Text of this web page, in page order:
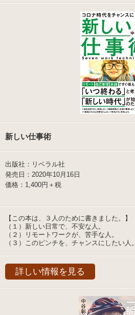
新しい仕事術
出版社：リベラル社
発売日：2020年10月16日
価格：1,400円＋税
【この本は、３人のために書きました。】
（１）新しい日常で、不安な人。
（２）リモートワークが、苦手な人。
（３）このピンチを、チャンスにしたい人。
詳しい情報を見る